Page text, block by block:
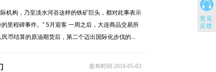
意见
反馈
机构，乃至淡水河谷这样的铁矿巨头，都对此事表示
里程碑事件。” 5月迎客 一周之后，大连商品交易所
币结算的原油期货后，第二个迈出国际化步伐的...
发布时间:2018-05-03